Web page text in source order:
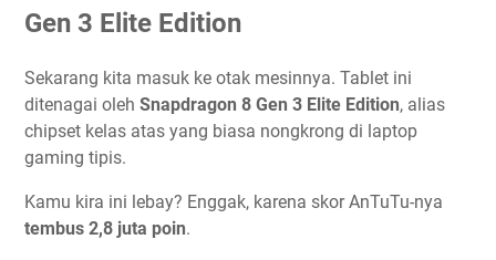
Gen 3 Elite Edition
Sekarang kita masuk ke otak mesinnya. Tablet ini
ditenagai oleh Snapdragon 8 Gen 3 Elite Edition, alias
chipset kelas atas yang biasa nongkrong di laptop
gaming tipis.
Kamu kira ini lebay? Enggak, karena skor AnTuTu-nya
tembus 2,8 juta poin.